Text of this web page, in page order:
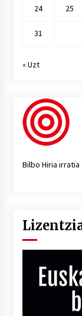
24 25
31
« Uzt
Bilbo Hiria irratia